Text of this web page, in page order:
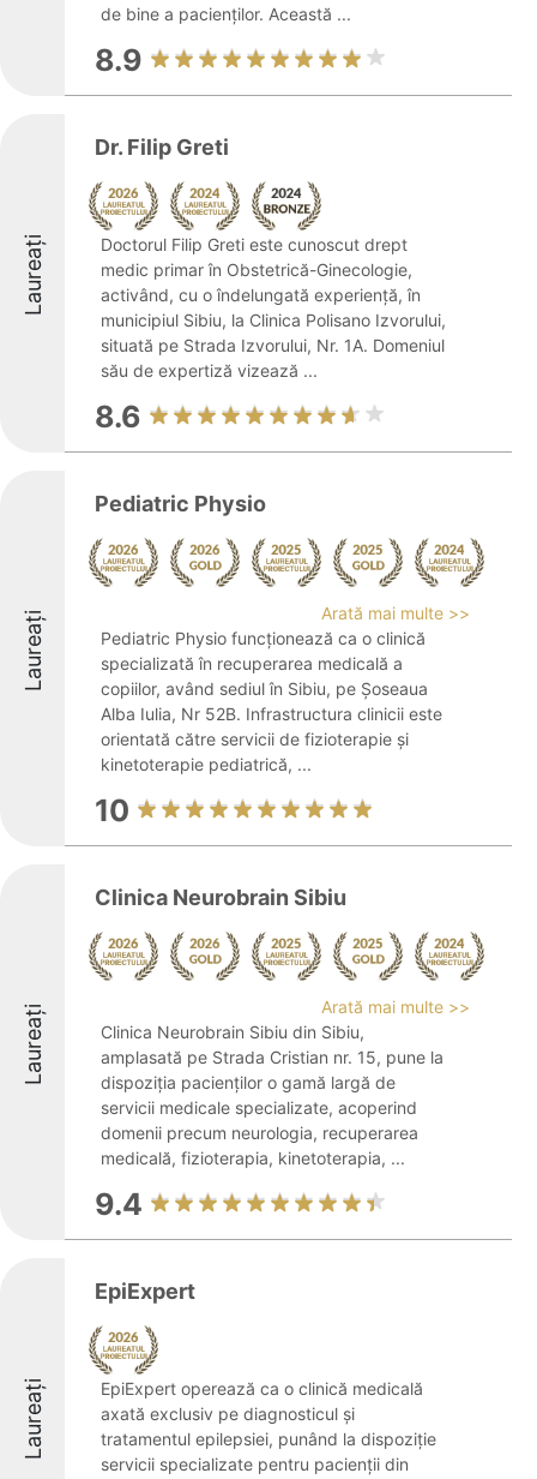
de bine a pacienților. Această ...
8.9
Laureați
Dr. Filip Greti
Doctorul Filip Greti este cunoscut drept
medic primar în Obstetrică-Ginecologie,
activând, cu o îndelungată experiență, în
municipiul Sibiu, la Clinica Polisano Izvorului,
situată pe Strada Izvorului, Nr. 1A. Domeniul
său de expertiză vizează ...
8.6
Laureați
Pediatric Physio
Arată mai multe >>
Pediatric Physio funcționează ca o clinică
specializată în recuperarea medicală a
copiilor, având sediul în Sibiu, pe Șoseaua
Alba Iulia, Nr 52B. Infrastructura clinicii este
orientată către servicii de fizioterapie și
kinetoterapie pediatrică, ...
10
Laureați
Clinica Neurobrain Sibiu
Arată mai multe >>
Clinica Neurobrain Sibiu din Sibiu,
amplasată pe Strada Cristian nr. 15, pune la
dispoziția pacienților o gamă largă de
servicii medicale specializate, acoperind
domenii precum neurologia, recuperarea
medicală, fizioterapia, kinetoterapia, ...
9.4
Laureați
EpiExpert
EpiExpert operează ca o clinică medicală
axată exclusiv pe diagnosticul și
tratamentul epilepsiei, punând la dispoziție
servicii specializate pentru pacienții din